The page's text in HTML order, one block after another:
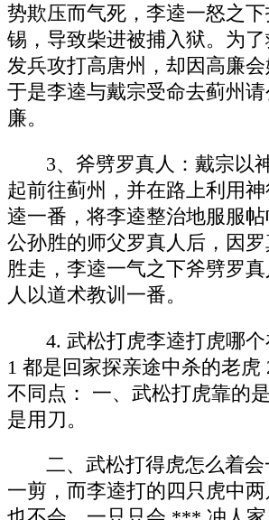
势欺压而气死，李逵一怒之
锡，导致柴进被捕入狱。为
发兵攻打高唐州，却因高廉会
于是李逵与戴宗受命去蓟州
廉。
3、斧劈罗真人：戴宗以
起前往蓟州，并在路上利用
逵一番，将李逵整治地服服帖
公孙胜的师父罗真人后，因
胜走，李逵一气之下斧劈罗
人以道术教训一番。
4. 武松打虎李逵打虎哪个
1 都是回家探亲途中杀的老虎
不同点： 一、武松打虎靠的
是用刀。
二、武松打得虎怎么着会
一剪，而李逵打的四只虎中